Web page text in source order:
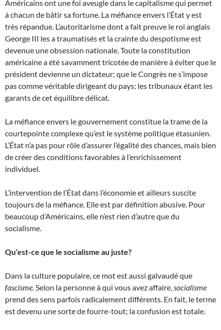
Américains ont une foi aveugle dans le capitalisme qui permet
à chacun de bâtir sa fortune. La méfiance envers l’État y est
très répandue. L’autoritarisme dont a fait preuve le roi anglais
George III les a traumatisés et la crainte du despotisme est
devenue une obsession nationale. Toute la constitution
américaine a été savamment tricotée de manière à éviter que le
président devienne un dictateur; que le Congrès ne s’impose
pas comme véritable dirigeant du pays; les tribunaux étant les
garants de cet équilibre délicat.
La méfiance envers le gouvernement constitue la trame de la
courtepointe complexe qu’est le système politique étasunien.
L’État n’a pas pour rôle d’assurer l’égalité des chances, mais bien
de créer des conditions favorables à l’enrichissement
individuel.
L’intervention de l’État dans l’économie et ailleurs suscite
toujours de la méfiance. Elle est par définition abusive. Pour
beaucoup d’Américains, elle n’est rien d’autre que du
socialisme.
Qu’est-ce que le socialisme au juste?
Dans la culture populaire, ce mot est aussi galvaudé que
fascisme . Selon la personne à qui vous avez affaire, socialisme
prend des sens parfois radicalement différents. En fait, le terme
est devenu une sorte de fourre-tout; la confusion est totale.